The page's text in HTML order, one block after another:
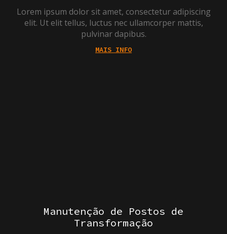
Lorem ipsum dolor sit amet, consectetur adipiscing
elit. Ut elit tellus, luctus nec ullamcorper mattis,
pulvinar dapibus.
MAIS INFO
Manutenção de Postos de
Transformação